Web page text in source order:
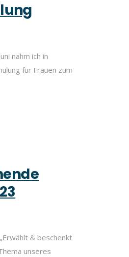
nahm ich in
für Frauen zum
& beschenkt
unseres